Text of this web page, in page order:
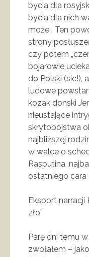
bycia dla
bycia dla nich
może . Ten
strony
czy potem
bojarowie
do Polski (sic!),
ludowe
kozak donski
nieustające
skrytobójstwa
najbliższej
w walce o
Rasputina
ostatniego cara
Eksport narracji
zło”
Parę dni temu
zwołałem –